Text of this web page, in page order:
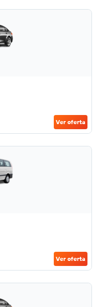
Ver oferta
Ver oferta